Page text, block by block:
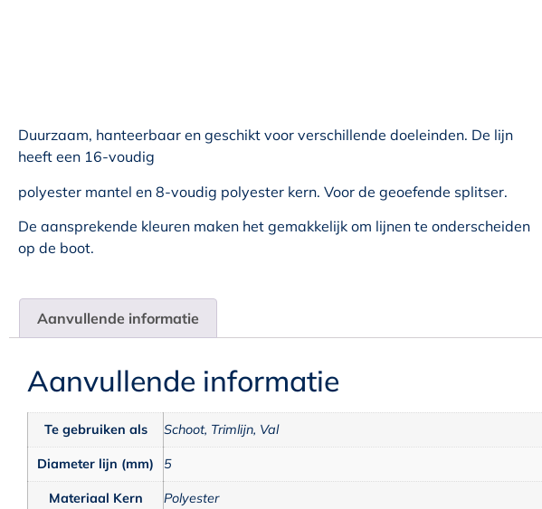
Duurzaam, hanteerbaar en geschikt voor verschillende doeleinden. De lijn
heeft een 16-voudig
polyester mantel en 8-voudig polyester kern. Voor de geoefende splitser.
De aansprekende kleuren maken het gemakkelijk om lijnen te onderscheiden
op de boot.
Aanvullende informatie
Aanvullende informatie
Te gebruiken als Schoot, Trimlijn, Val
Diameter lijn (mm) 5
Materiaal Kern Polyester